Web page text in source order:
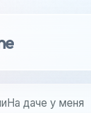
На даче у меня